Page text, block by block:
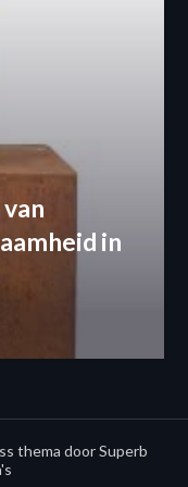
in
thema doorSuperb